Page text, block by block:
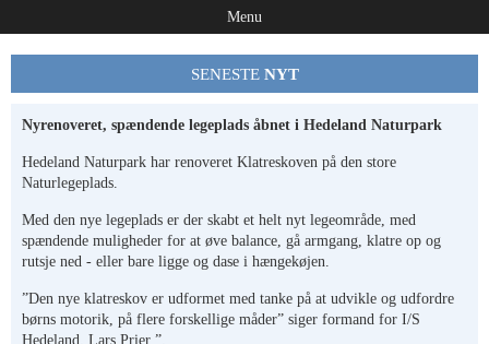
Menu
SENESTE NYT
Nyrenoveret, spændende legeplads åbnet i Hedeland Naturpark
Hedeland Naturpark har renoveret Klatreskoven på den store
Naturlegeplads.
Med den nye legeplads er der skabt et helt nyt legeområde, med
spændende muligheder for at øve balance, gå armgang, klatre op og
rutsje ned - eller bare ligge og dase i hængekøjen.
”Den nye klatreskov er udformet med tanke på at udvikle og udfordre
børns motorik, på flere forskellige måder” siger formand for I/S
Hedeland, Lars Prier ”.